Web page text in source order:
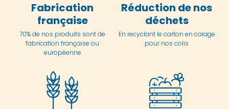
Fabrication
française
70% de nos produits sont de
fabrication française ou
européenne
Réduction de nos
déchets
En recyclant le carton en calage
pour nos colis